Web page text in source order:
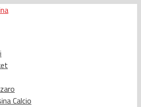
Calcio